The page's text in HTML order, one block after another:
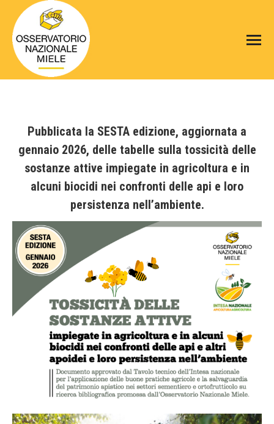
Pubblicata la SESTA edizione, aggiornata a
gennaio 2026, delle tabelle sulla tossicità delle
sostanze attive impiegate in agricoltura e in
alcuni biocidi nei confronti delle api e loro
persistenza nell’ambiente.